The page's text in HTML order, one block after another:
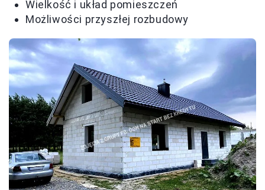
Wielkość i układ pomieszczeń
Możliwości przyszłej rozbudowy